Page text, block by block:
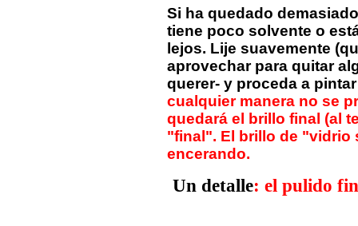
Si ha quedado
tiene poco solvente o
lejos. Lije suavemente
aprovechar para quitar
querer- y proceda a
cualquier manera no se
quedará el brillo final (al
"final". El brillo de "vidrio
encerando.
Un detalle: el pulido